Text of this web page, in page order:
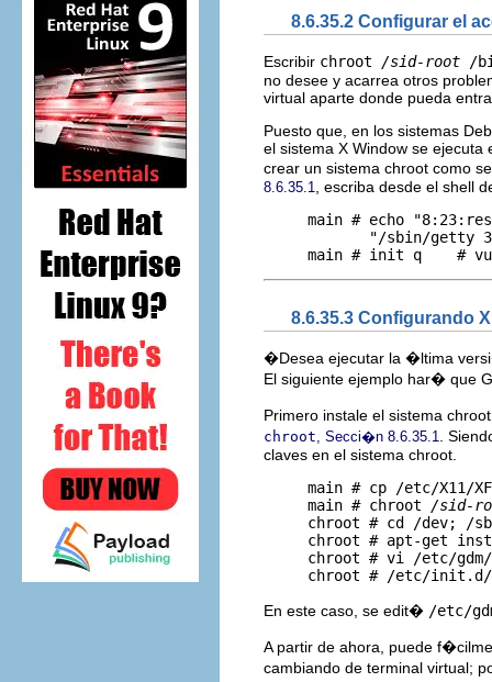
8.6.35.2 Configurar el
Escribir chroot /sid-root /
no desee y acarrea otros
virtual aparte donde pueda
Puesto que, en los sistemas
el sistema X Window se ejecuta
crear un sistema chroot como
8.6.35.1
, escriba desde el shell
main # echo
"/sbin/getty
8.6.35.3 Configurando
�Desea ejecutar la �ltima
El siguiente ejemplo har� que
Primero instale el sistema
chroot, Secci�n 8.6.35.1 .
claves en el sistema chroot.
main # cp /etc/X11/
     main # chroot
/sid-
chroot # cd /dev; /
chroot # apt-get
chroot # vi /etc/
En este caso, se edit� /etc/
A partir de ahora, puede
cambiando de terminal virtual;